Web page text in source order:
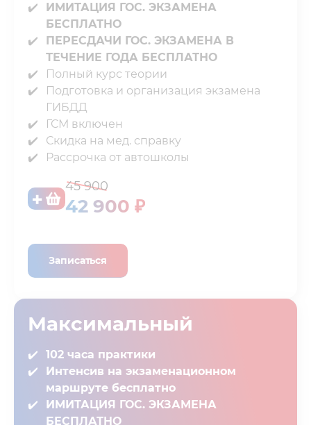
ИМИТАЦИЯ ГОС. ЭКЗАМЕНА
БЕСПЛАТНО⁣⁣
ПЕРЕСДАЧИ ГОС. ЭКЗАМЕНА В
ТЕЧЕНИЕ⁣⁣ ГОДА БЕСПЛАТНО
Полный курс теории⁣⁣
Подготовка и организация экзамена
ГИБДД⁣⁣
ГСМ включен⁣⁣
Скидка на мед. справку⁣⁣
Рассрочка от автошколы
45 900
42 900 ₽
Записаться
Максимальный
102 часа практики⁣
Интенсив на экзаменационном
маршруте бесплатно
ИМИТАЦИЯ ГОС. ЭКЗАМЕНА
БЕСПЛАТНО